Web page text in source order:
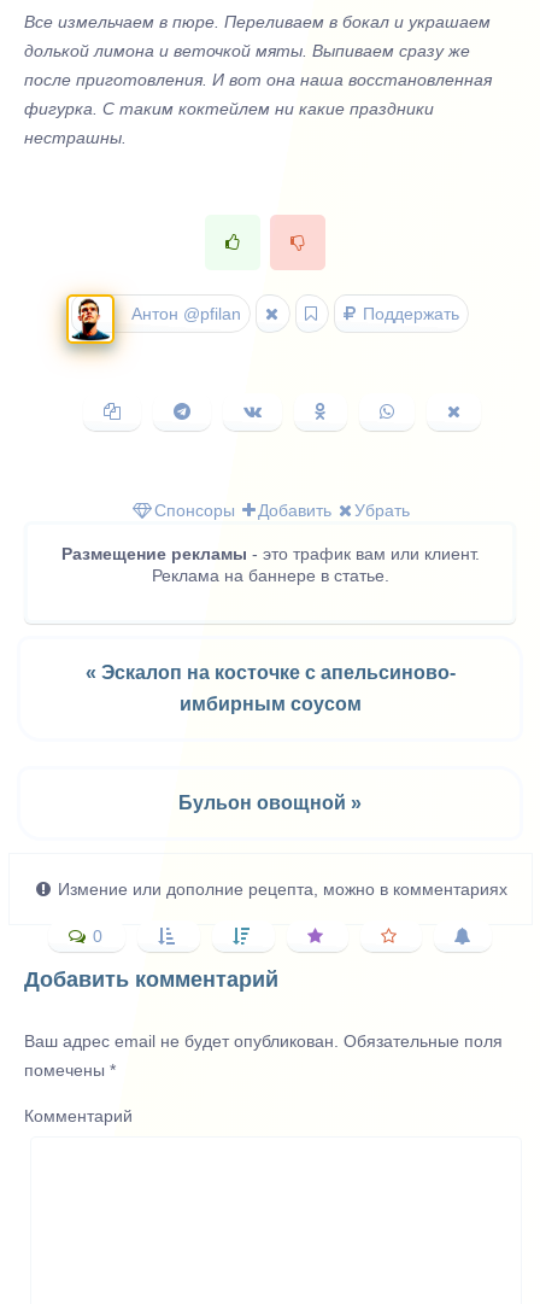
Все измельчаем в пюре. Переливаем в бокал и украшаем
долькой лимона и веточкой мяты. Выпиваем сразу же
после приготовления. И вот она наша восстановленная
фигурка. С таким коктейлем ни какие праздники
нестрашны.
Антон @pfilan Поддержать
Копировать
ссылку
Поделиться
в
Поделиться
ВКонтакте
Поделиться
в
Поделиться
в
в
Спонсоры
Добавить Убрать
Размещение рекламы - это трафик вам или клиент.
Реклама на баннере в статье.
« Эскалоп на косточке с апельсиново-
имбирным соусом
Бульон овощной »
Измение или дополние рецепта, можно в комментариях
0
Добавить комментарий
Ваш адрес email не будет опубликован. Обязательные поля
помечены *
Комментарий